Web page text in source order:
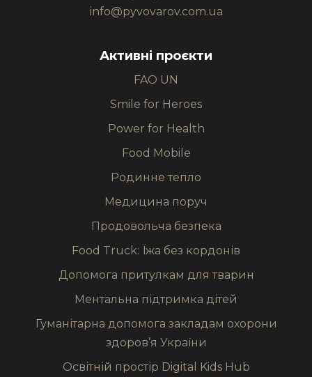
info@pyvovarov.com.ua
Активні проєкти
FAO UN
Smile for Heroes
Power for Health
Food Mobile
Родинне тепло
Медицина поруч
Продовольча безпека
Food Truck: Їжа без кордонів
Допомога притулкам для тварин
Ментальна підтримка дітей
Гуманітарна допомога закладам охорони
здоров’я України
Освітній простір Digital Kids Hub